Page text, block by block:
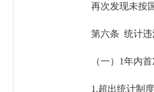
再次发现未按国
第六条 统计违法
（一）1年内首
1.超出统计制度